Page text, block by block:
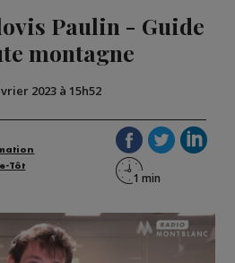
Paulin - Guide
montagne
2023 à 15h52
Tôt